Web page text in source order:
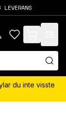
LEVERANS
items in cart,
du inte visste